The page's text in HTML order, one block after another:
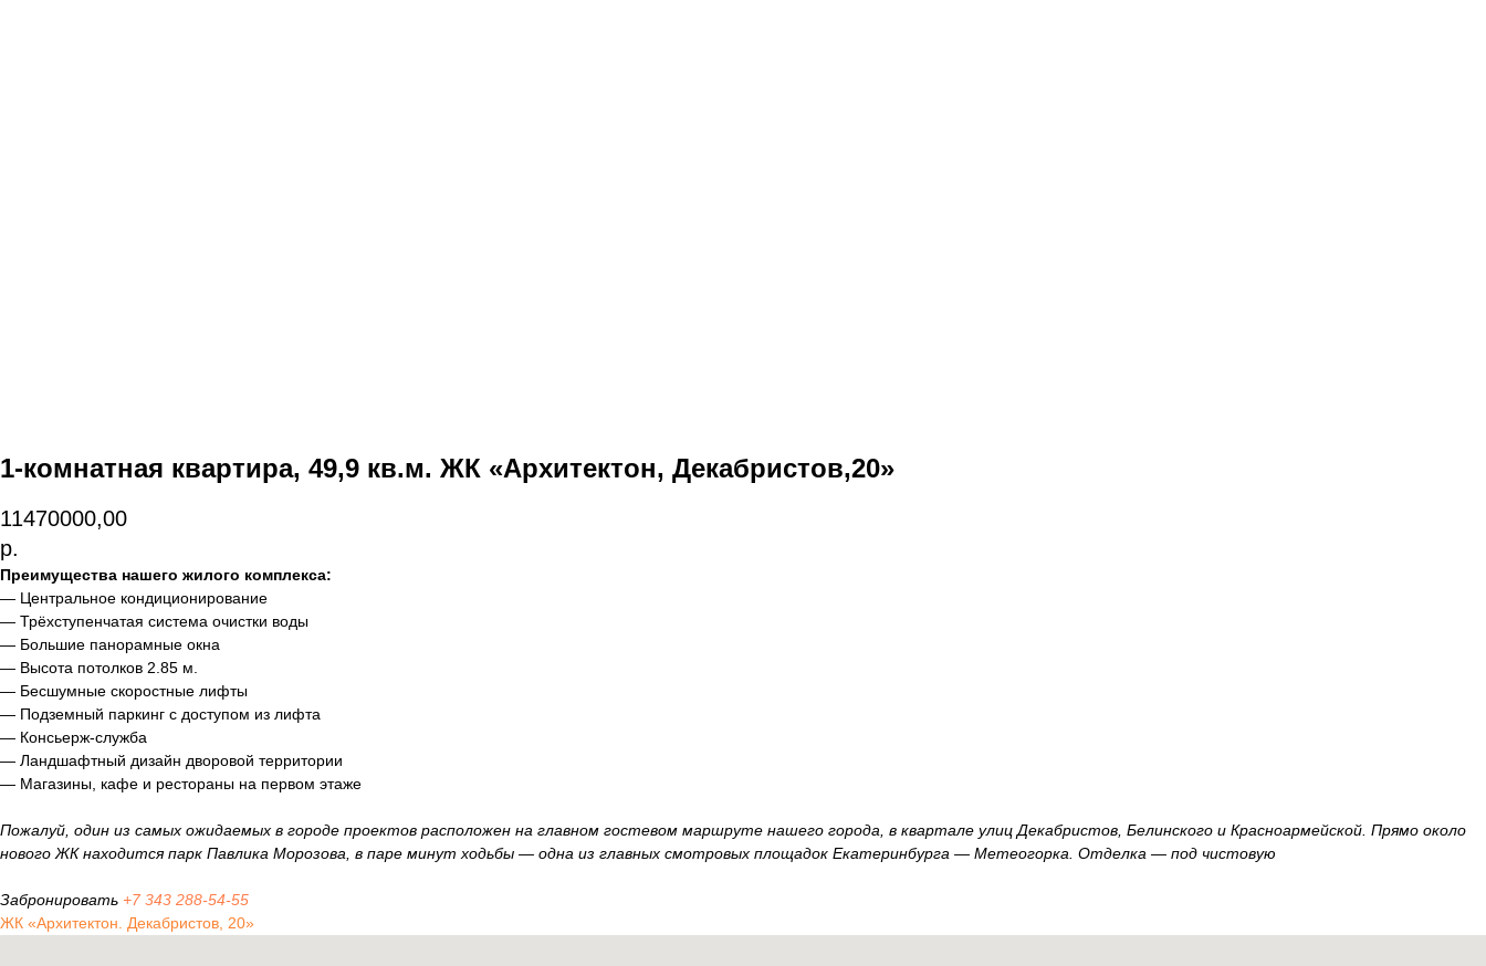
1-комнатная квартира, 49,9 кв.м. ЖК «Архитектон, Декабристов,20»
11470000,00
р.
Преимущества нашего жилого комплекса:
— Центральное кондиционирование
— Трёхступенчатая система очистки воды
— Большие панорамные окна
— Высота потолков 2.85 м.
— Бесшумные скоростные лифты
— Подземный паркинг с доступом из лифта
— Консьерж-служба
— Ландшафтный дизайн дворовой территории
— Магазины, кафе и рестораны на первом этаже
Пожалуй, один из самых ожидаемых в городе проектов расположен на главном гостевом маршруте нашего города, в квартале улиц Декабристов, Белинского и Красноармейской. Прямо около
нового ЖК находится парк Павлика Морозова, в паре минут ходьбы — одна из главных смотровых площадок Екатеринбурга — Метеогорка. Отделка — под чистовую
Забронировать +7 343 288-54-55
ЖК «Архитектон. Декабристов, 20»